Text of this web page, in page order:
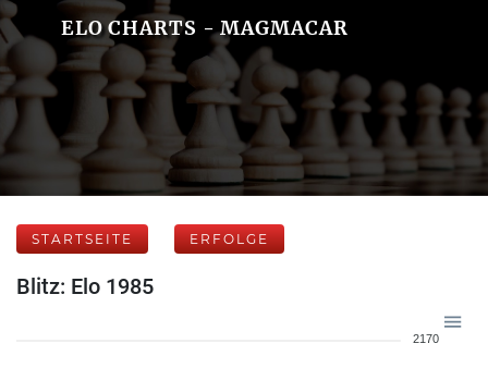
ELO CHARTS - MAGMACAR
STARTSEITE ERFOLGE
Blitz: Elo 1985
2170